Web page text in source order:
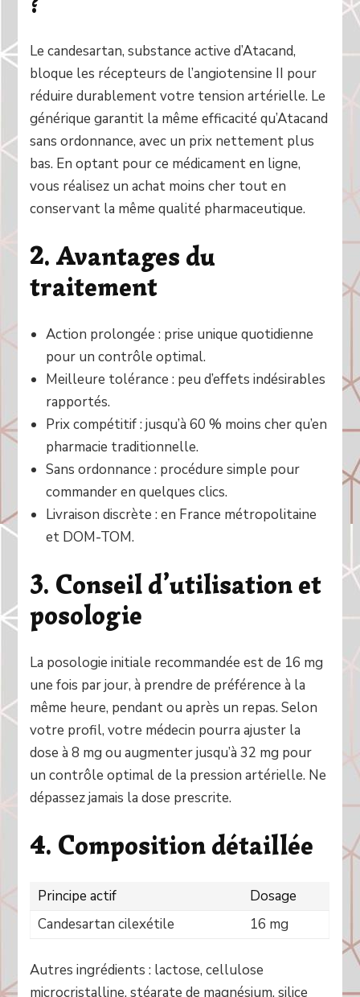
Le candesartan, substance active d’Atacand,
bloque les récepteurs de l’angiotensine II pour
réduire durablement votre tension artérielle. Le
générique garantit la même efficacité qu’Atacand
sans ordonnance, avec un prix nettement plus
bas. En optant pour ce médicament en ligne,
vous réalisez un achat moins cher tout en
conservant la même qualité pharmaceutique.
2. Avantages du
traitement
Action prolongée : prise unique quotidienne
pour un contrôle optimal.
Meilleure tolérance : peu d’effets indésirables
rapportés.
Prix compétitif : jusqu’à 60 % moins cher qu’en
pharmacie traditionnelle.
Sans ordonnance : procédure simple pour
commander en quelques clics.
Livraison discrète : en France métropolitaine
et DOM-TOM.
3. Conseil d’utilisation et
posologie
La posologie initiale recommandée est de 16 mg
une fois par jour, à prendre de préférence à la
même heure, pendant ou après un repas. Selon
votre profil, votre médecin pourra ajuster la
dose à 8 mg ou augmenter jusqu’à 32 mg pour
un contrôle optimal de la pression artérielle. Ne
dépassez jamais la dose prescrite.
4. Composition détaillée
Principe actif
Dosage
Candesartan cilexétile
16 mg
Autres ingrédients : lactose, cellulose
microcristalline, stéarate de magnésium, silice